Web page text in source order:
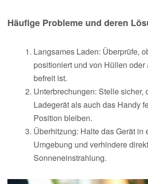
Häufige Probleme und deren
Langsames Laden: Überprüfe,
positioniert und von Hüllen oder
befreit ist.
Unterbrechungen: Stelle sicher,
Ladegerät als auch das Handy
Position bleiben.
Überhitzung: Halte das Gerät in
Umgebung und verhindere
Sonneneinstrahlung.